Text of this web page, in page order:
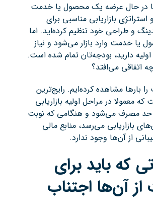
در حال عرضه یک محصول یا خدمت
بازاریابی مناسبی برای
و طراحی خود تنظیم کرده‌اید. اما
یا خدمت وارد بازار می‌شود و نیاز
دارید، بودجه‌تان تمام شده است.
اتفاقی می‌افتد؟
بارها مشاهده کرده‌ایم. رایج‌ترین
معمولا در مراحل اولیه بازاریابی
حد مصرف می‌شود و هنگامی که نوبت
بازاریابی می‌رسد، منابع مالی
از آن‌ها وجود ندارد.
که باید برای
آن‌ها اجتناب